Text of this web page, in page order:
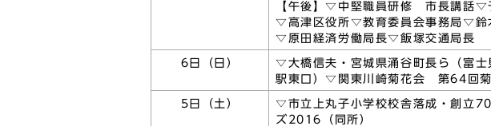
【午後】▽中堅職員研修 市長講話▽
▽高津区役所▽教育委員会事務局▽鈴
▽原田経済労働局長▽飯塚交通局長
6日（日）
▽大橋信夫・宮城県涌谷町長ら（富
駅東口）▽関東川崎菊花会 第64回
5日（土）
▽市立上丸子小学校校舎落成・創立
ズ2016（同所）